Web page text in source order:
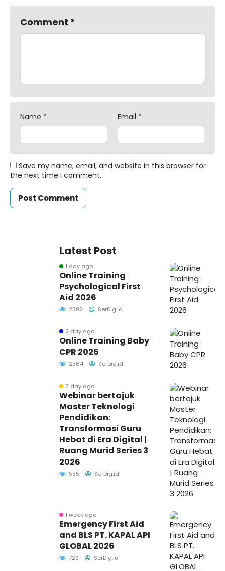
Comment *
Name * Email *
Save my name, email, and website in this browser for
the next time I comment.
Latest Post
1 day ago
Online Training
Psychological First
Aid 2026
2392 SerDig.id
2 day ago
Online Training Baby
CPR 2026
2364 SerDig.id
3 day ago
Webinar bertajuk
Master Teknologi
Pendidikan:
Transformasi Guru
Hebat di Era Digital |
Ruang Murid Series 3
2026
555 SerDig.id
1 week ago
Emergency First Aid
and BLS PT. KAPAL API
GLOBAL 2026
729 SerDig.id